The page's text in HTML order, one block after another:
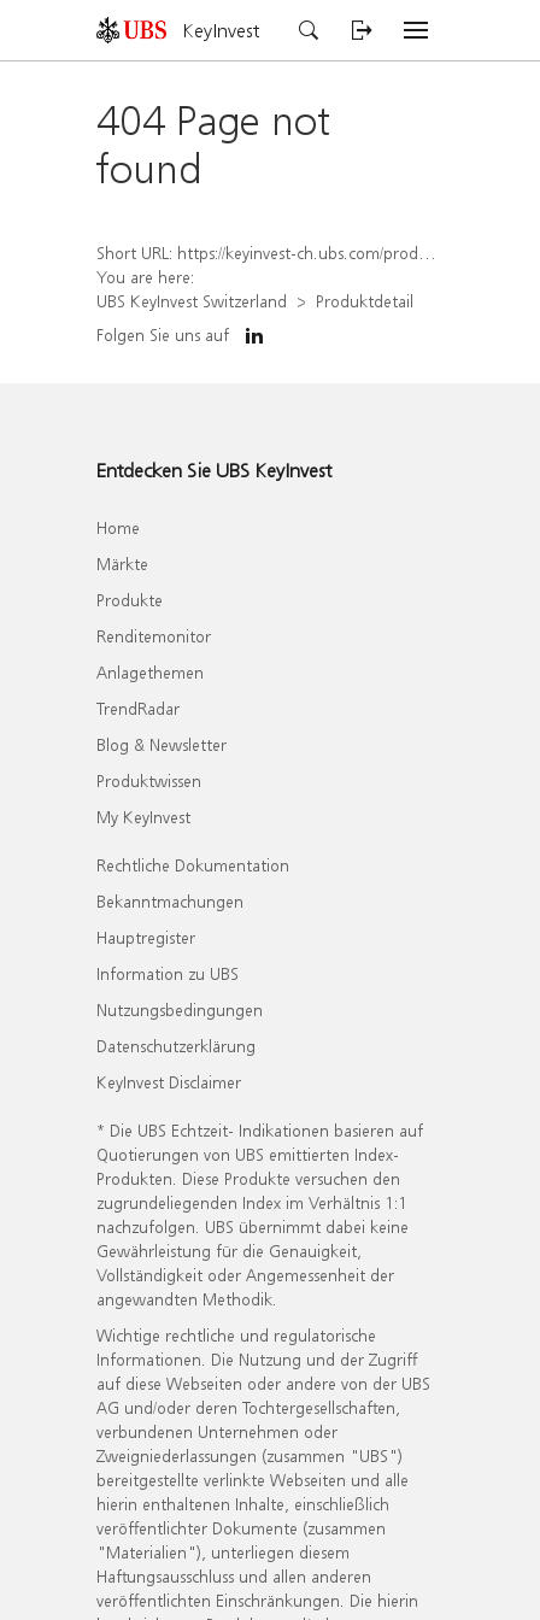
KeyInvest
404 Page not
found
Short URL: https://keyinvest-ch.ubs.com/produkt/detail/index/isin/CH1579768727
You are here:
UBS KeyInvest Switzerland
Produktdetail
Folgen Sie uns auf
Entdecken Sie UBS KeyInvest
Home
Märkte
Produkte
Renditemonitor
Anlagethemen
TrendRadar
Blog & Newsletter
Produktwissen
My KeyInvest
Rechtliche Dokumentation
Bekanntmachungen
Hauptregister
Information zu UBS
Nutzungsbedingungen
Datenschutzerklärung
KeyInvest Disclaimer
* Die UBS Echtzeit- Indikationen basieren auf
Quotierungen von UBS emittierten Index-
Produkten. Diese Produkte versuchen den
zugrundeliegenden Index im Verhältnis 1:1
nachzufolgen. UBS übernimmt dabei keine
Gewährleistung für die Genauigkeit,
Vollständigkeit oder Angemessenheit der
angewandten Methodik.
Wichtige rechtliche und regulatorische
Informationen. Die Nutzung und der Zugriff
auf diese Webseiten oder andere von der UBS
AG und/oder deren Tochtergesellschaften,
verbundenen Unternehmen oder
Zweigniederlassungen (zusammen "UBS")
bereitgestellte verlinkte Webseiten und alle
hierin enthaltenen Inhalte, einschließlich
veröffentlichter Dokumente (zusammen
"Materialien"), unterliegen diesem
Haftungsausschluss und allen anderen
veröffentlichten Einschränkungen. Die hierin